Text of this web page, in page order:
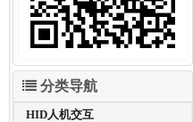
分类导航
HID人机交互